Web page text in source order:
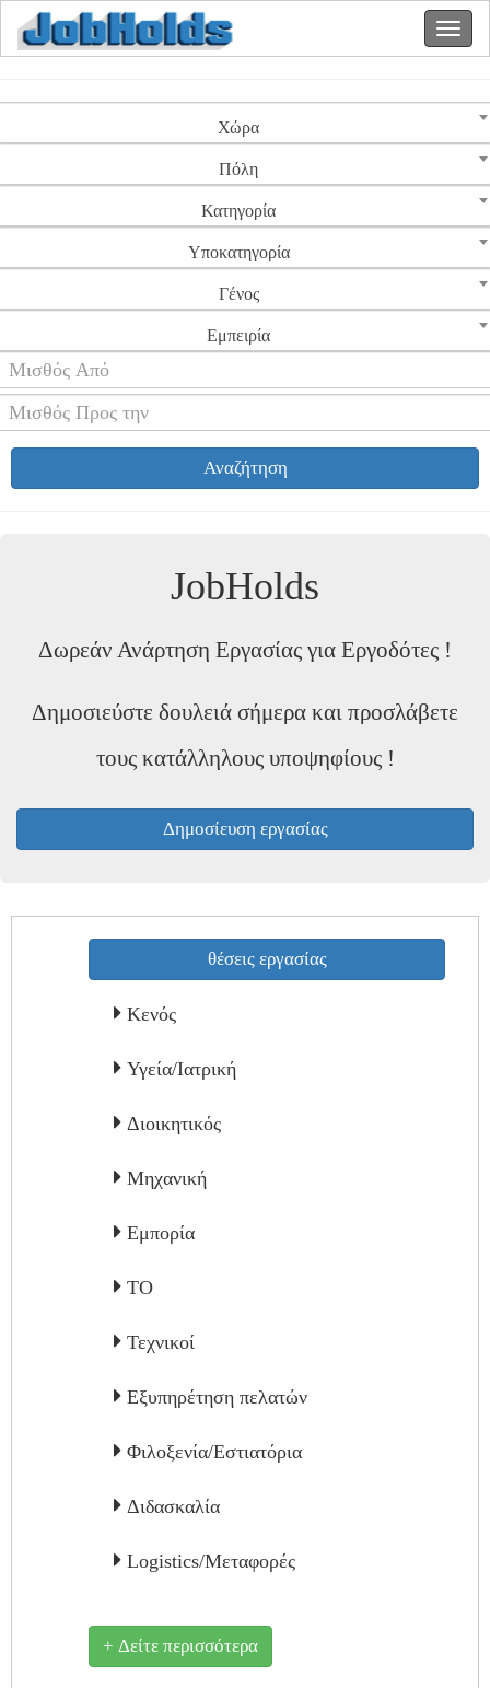
Χώρα
Πόλη
Κατηγορία
Υποκατηγορία
Γένος
Εμπειρία
Αναζήτηση
JobHolds
Δωρεάν Ανάρτηση Εργασίας για Εργοδότες !
Δημοσιεύστε δουλειά σήμερα και προσλάβετε
τους κατάλληλους υποψηφίους !
Δημοσίευση εργασίας
θέσεις εργασίας
Κενός
Υγεία/Ιατρική
Διοικητικός
Μηχανική
Εμπορία
ΤΟ
Τεχνικοί
Εξυπηρέτηση πελατών
Φιλοξενία/Εστιατόρια
Διδασκαλία
Logistics/Μεταφορές
+ Δείτε περισσότερα